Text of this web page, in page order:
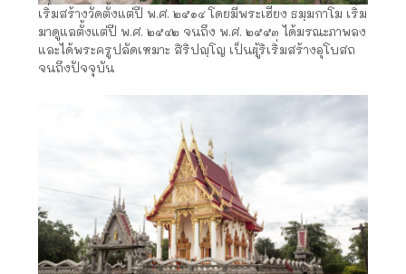
เริ่มสร้างวัดตั้งแต่ปี พ.ศ. ๒๕๑๔ โดยมีพระเฮียง ธมฺมกาโม เริ่ม
มาดูแลตั้งแต่ปี พ.ศ. ๒๕๔๒ จนถึง พ.ศ. ๒๕๕๓ ได้มรณะภาพลง
และได้พระครูปลัดเหมาะ สิริปญฺโญ เป็นผู้ริเริ่มสร้างอุโบสถ
จนถึงปัจจุบัน